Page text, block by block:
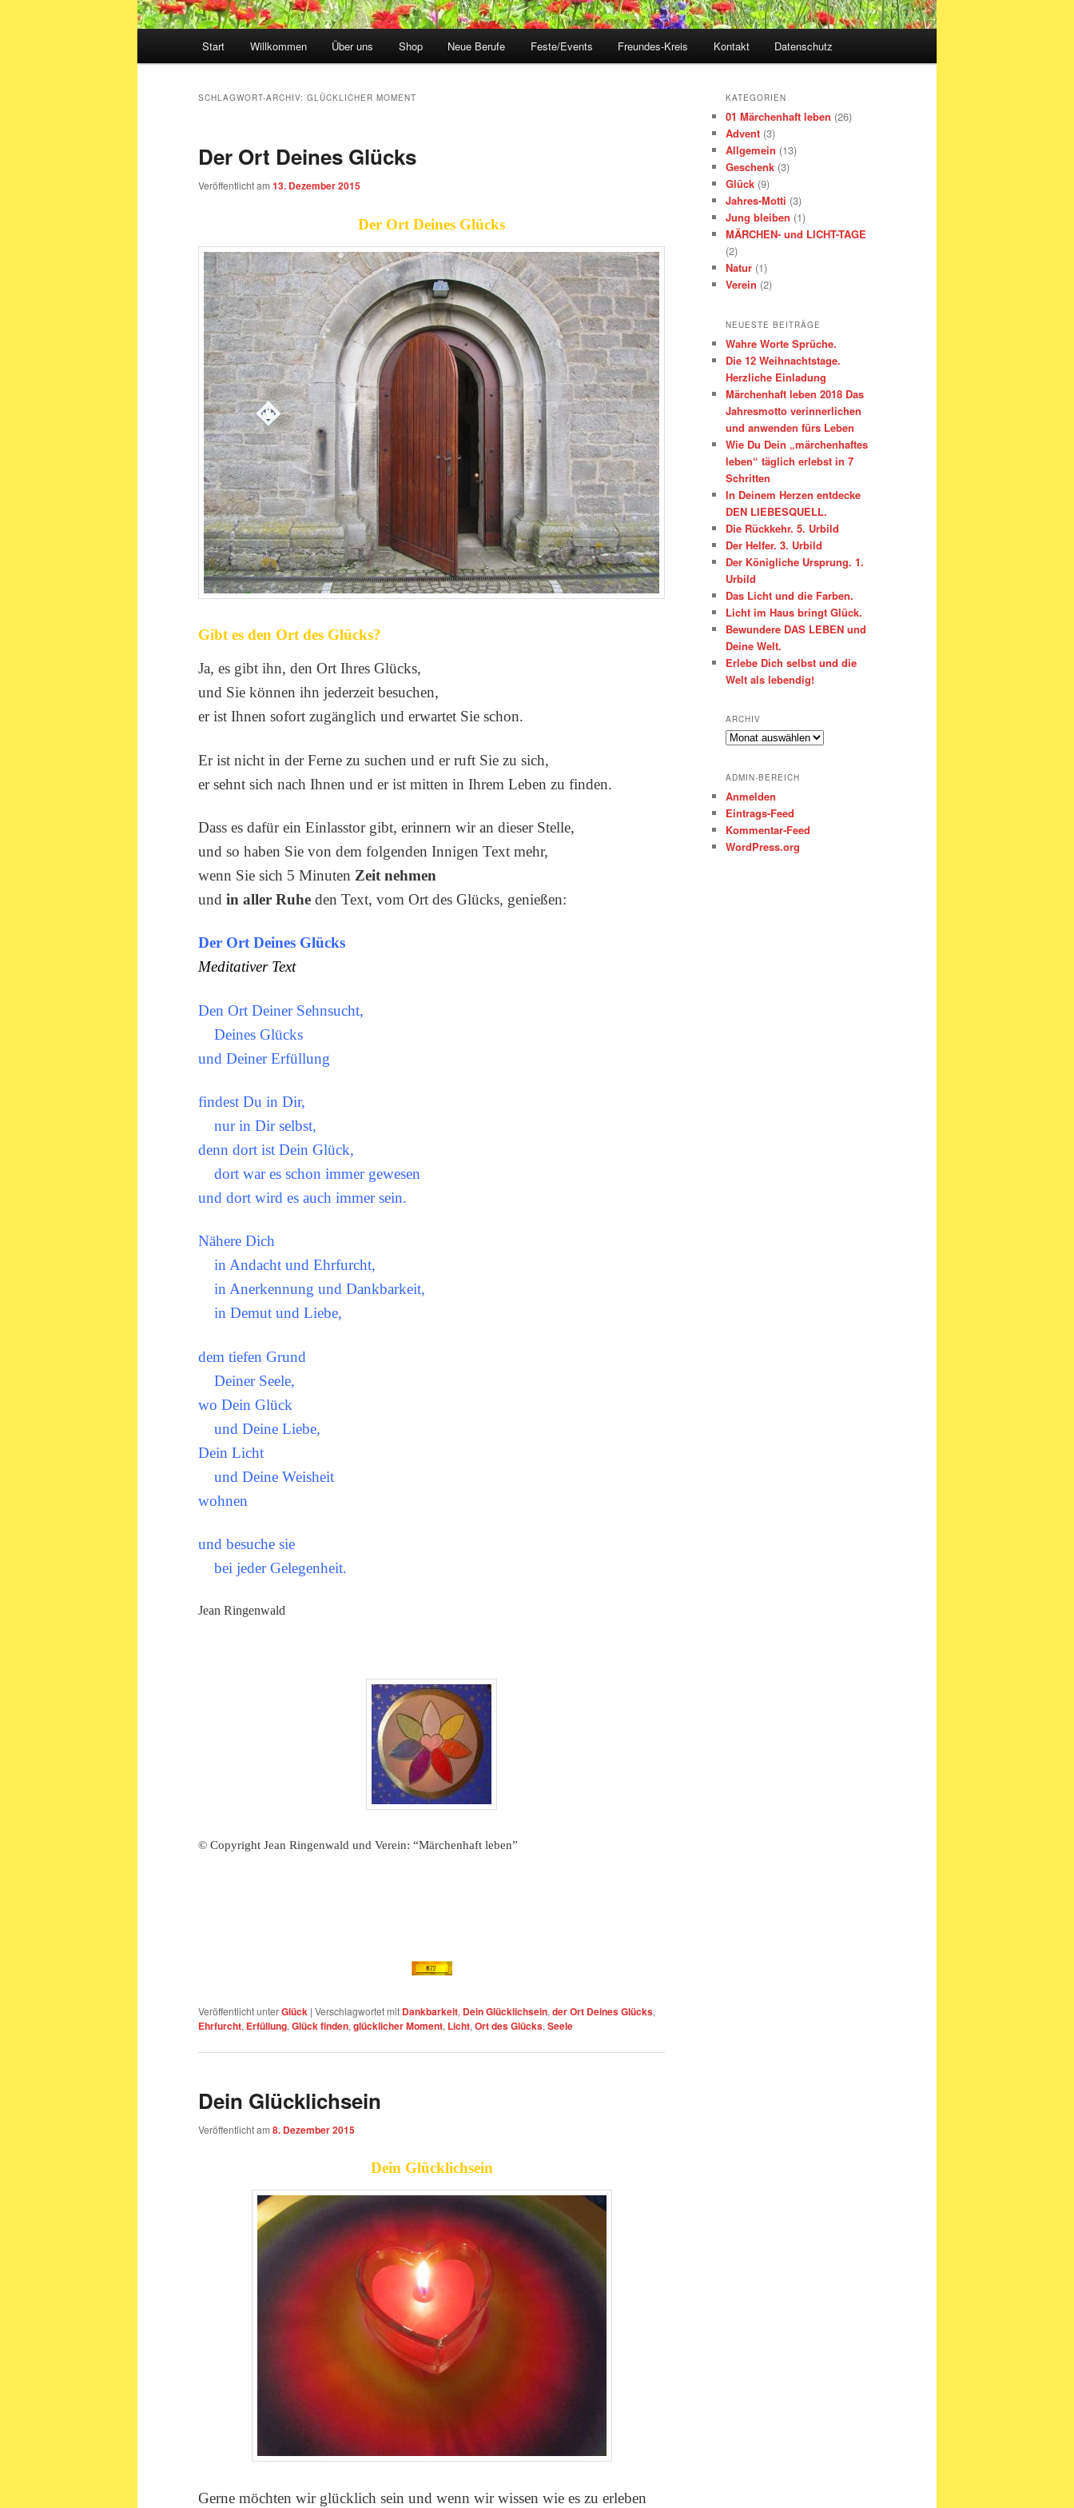
Start Willkommen Über uns Shop Neue Berufe Feste/Events Freundes-Kreis Kontakt Datenschutz
SCHLAGWORT-ARCHIV: GLÜCKLICHER MOMENT
Der Ort Deines Glücks
Veröffentlicht am 13. Dezember 2015
Der Ort Deines Glücks
Gibt es den Ort des Glücks?
Ja, es gibt ihn, den Ort Ihres Glücks,
und Sie können ihn jederzeit besuchen,
er ist Ihnen sofort zugänglich und erwartet Sie schon.
Er ist nicht in der Ferne zu suchen und er ruft Sie zu sich,
er sehnt sich nach Ihnen und er ist mitten in Ihrem Leben zu finden.
Dass es dafür ein Einlasstor gibt, erinnern wir an dieser Stelle,
und so haben Sie von dem folgenden Innigen Text mehr,
wenn Sie sich 5 Minuten Zeit nehmen
und in aller Ruhe den Text, vom Ort des Glücks, genießen:
Der Ort Deines Glücks
Meditativer Text
Den Ort Deiner Sehnsucht,
Deines Glücks
und Deiner Erfüllung
findest Du in Dir,
nur in Dir selbst,
denn dort ist Dein Glück,
dort war es schon immer gewesen
und dort wird es auch immer sein.
Nähere Dich
in Andacht und Ehrfurcht,
in Anerkennung und Dankbarkeit,
in Demut und Liebe,
dem tiefen Grund
Deiner Seele,
wo Dein Glück
und Deine Liebe,
Dein Licht
und Deine Weisheit
wohnen
und besuche sie
bei jeder Gelegenheit.
Jean Ringenwald
© Copyright Jean Ringenwald und Verein: “Märchenhaft leben”
Veröffentlicht unterGlück | Verschlagwortet mit Dankbarkeit, Dein Glücklichsein, der Ort Deines Glücks,
Ehrfurcht, Erfüllung, Glück finden, glücklicher Moment, Licht, Ort des Glücks, Seele
Dein Glücklichsein
Veröffentlicht am 8. Dezember 2015
Dein Glücklichsein
Gerne möchten wir glücklich sein und wenn wir wissen wie es zu erleben
KATEGORIEN
01 Märchenhaft leben (26)
Advent (3)
Allgemein (13)
Geschenk (3)
Glück (9)
Jahres-Motti (3)
Jung bleiben (1)
MÄRCHEN- und LICHT-TAGE
(2)
Natur (1)
Verein (2)
NEUESTE BEITRÄGE
Wahre Worte Sprüche.
Die 12 Weihnachtstage.
Herzliche Einladung
Märchenhaft leben 2018 Das
Jahresmotto verinnerlichen
und anwenden fürs Leben
Wie Du Dein „märchenhaftes
leben“ täglich erlebst in 7
Schritten
In Deinem Herzen entdecke
DEN LIEBESQUELL.
Die Rückkehr. 5. Urbild
Der Helfer. 3. Urbild
Der Königliche Ursprung. 1.
Urbild
Das Licht und die Farben.
Licht im Haus bringt Glück.
Bewundere DAS LEBEN und
Deine Welt.
Erlebe Dich selbst und die
Welt als lebendig!
ARCHIV
Archiv
ADMIN-BEREICH
Anmelden
Eintrags-Feed
Kommentar-Feed
WordPress.org